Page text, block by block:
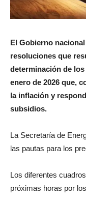
El Gobierno
resoluciones que
determinación de
enero de 2026 que,
la inflación y
subsidios.
La Secretaría de
las pautas para los
Los diferentes
próximas horas por